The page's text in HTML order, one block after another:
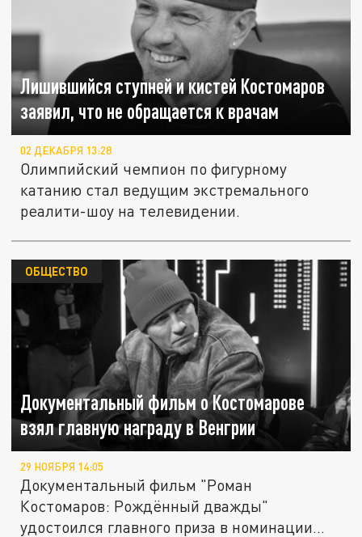
Лишившийся ступней и кистей Костомаров
заявил, что не обращается к врачам
02 ДЕКАБРЯ 13:28
Олимпийский чемпион по фигурному
катанию стал ведущим экстремального
реалити-шоу на телевидении.
Документальный фильм о Костомарове
взял главную награду в Венгрии
ОБЩЕСТВО
29 НОЯБРЯ 14:05
Документальный фильм "Роман
Костомаров: Рождённый дважды"
удостоился главного приза в номинации